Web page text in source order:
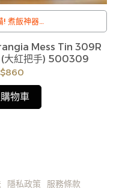
! 煮飯神器
/
意事項 :
用庫存，偶有下單後缺貨
聯繫交期或更換商品，如
消訂單，造成不便尚請見
單，亦歡迎洽詢客服。
Mess Tin 309R
(大紅把手) 500309
物車
隱私政策 服務條款